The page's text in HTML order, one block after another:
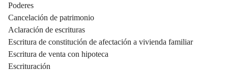
Poderes
Cancelación de patrimonio
Aclaración de escrituras
Escritura de constitución de afectación a vivienda familiar
Escritura de venta con hipoteca
Escrituración